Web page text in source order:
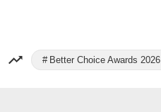
Better Choice Awards 2026